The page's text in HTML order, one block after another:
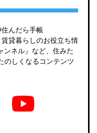
んだら手帳
貸暮らしのお役立ち情
ンネル』など、住みた
のしくなるコンテンツ